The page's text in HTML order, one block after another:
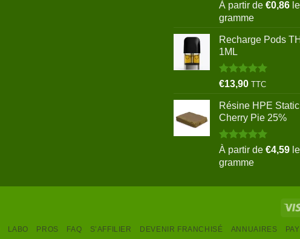
Note5.00
sur 5
À partir de €0,86 le
gramme
Recharge Pods
1ML
Note5.00
€13,90 TTC
Résine HPE Static
Cherry Pie 25%
Note5.00
sur 5
À partir de €4,59 le
gramme
LABO PROS FAQ S’AFFILIER DEVENIR FRANCHISÉ ANNUAIRES